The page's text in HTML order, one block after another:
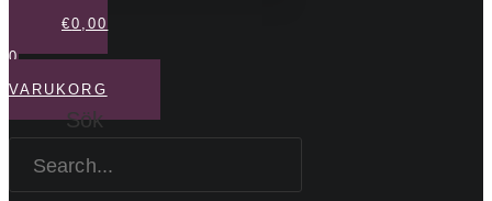
€0,00
0
VARUKORG
Sök